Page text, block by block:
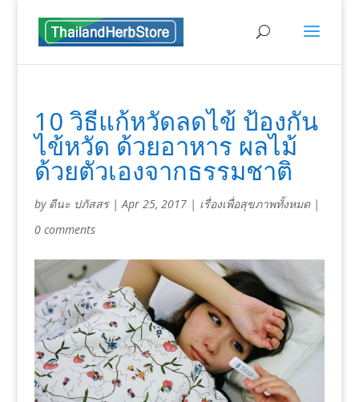
10 วิธีแก้หวัดลดไข้ ป้องกัน
ไข้หวัด ด้วยอาหาร ผลไม้
ด้วยตัวเองจากธรรมชาติ
by ดีนะ ปภัสสร|Apr 25, 2017| เรื่องเพื่อสุขภาพทั้งหมด|
0 comments